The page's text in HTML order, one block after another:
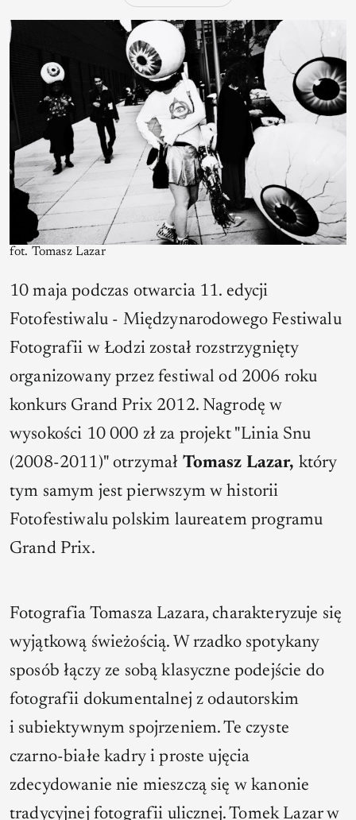
fot. Tomasz Lazar
10 maja podczas otwarcia 11. edycji
Fotofestiwalu - Międzynarodowego Festiwalu
Fotografii w Łodzi został rozstrzygnięty
organizowany przez festiwal od 2006 roku
konkurs Grand Prix 2012. Nagrodę w
wysokości 10 000 zł za projekt "Linia Snu
(2008-2011)" otrzymał Tomasz Lazar, który
tym samym jest pierwszym w historii
Fotofestiwalu polskim laureatem programu
Grand Prix.
Fotografia Tomasza Lazara, charakteryzuje się
wyjątkową świeżością. W rzadko spotykany
sposób łączy ze sobą klasyczne podejście do
fotografii dokumentalnej z odautorskim
i subiektywnym spojrzeniem. Te czyste
czarno-białe kadry i proste ujęcia
zdecydowanie nie mieszczą się w kanonie
tradycyjnej fotografii ulicznej. Tomek Lazar w